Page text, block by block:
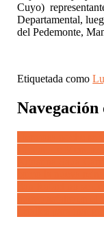
Cuyo)
Departamental,
del Pedemonte,
Etiquetada como
Navegación